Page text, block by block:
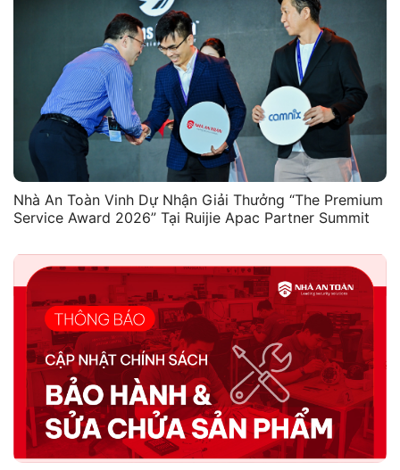
Nhà An Toàn Vinh Dự Nhận Giải Thưởng “The Premium
Service Award 2026” Tại Ruijie Apac Partner Summit